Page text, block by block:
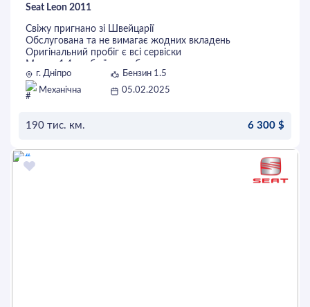
Seat Leon 2011
Свіжу пригнано зі Швейцарії
Обслугована та не вимагає жодних вкладень
Оригінальний пробіг є всі сервіски
Мотор 1.4 турбо їсть добре
Коробка 6 ступка
Нова гума
Кузов без корозії
постановки на Український облік
г. Дніпро
Бензин 1.5
Механічна
05.02.2025
190 тис. км. 6 300 $
ОСТАВИТЬ ЗАЯВКУ